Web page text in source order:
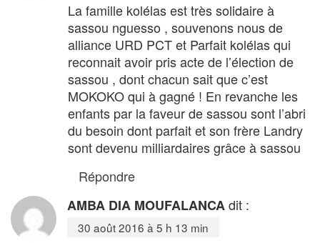
La famille kolélas est très solidaire à
sassou nguesso , souvenons nous de
alliance URD PCT et Parfait kolélas qui
reconnait avoir pris acte de l’élection de
sassou , dont chacun sait que c’est
MOKOKO qui à gagné ! En revanche les
enfants par la faveur de sassou sont l’abri
du besoin dont parfait et son frère Landry
sont devenu milliardaires grâce à sassou
Répondre
AMBA DIA MOUFALANCAdit :
30 août 2016 à 5 h 13 min